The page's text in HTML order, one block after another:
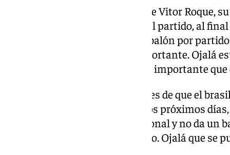
El catalán fue cuestionado sobre Vitor Roque,
atraviesa. «Le he felicitado por el partido, al
sido por luchar y por no dar un balón por
se crea él solo, y eso es muy importante. Ojalá
partidos anteriores. Sabemos lo importante
En este sentido, ante los rumores de que el
abandonando el Real Betis en los próximos
quiero un montón, es muy pasional y no da un
gol que tanto busca un delantero. Ojalá que se